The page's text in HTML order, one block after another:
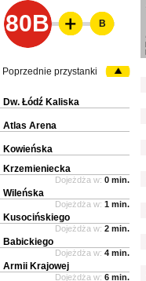
80B B
Poprzednie przystanki
Dw. Łódź Kaliska
Atlas Arena
Kowieńska
Krzemieniecka
Dojeżdża w: 0 min.
Wileńska
Dojeżdża w: 1 min.
Kusocińskiego
Dojeżdża w: 2 min.
Babickiego
Dojeżdża w: 4 min.
Armii Krajowej
Dojeżdża w: 6 min.